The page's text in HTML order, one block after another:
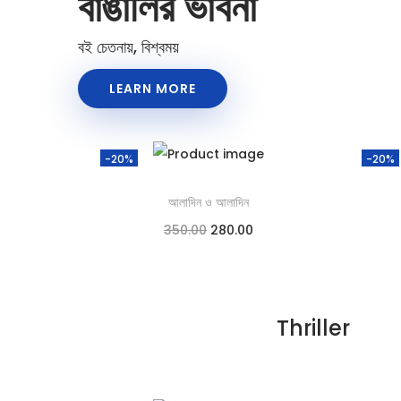
বই চেতনায়, বিশ্বময়
LEARN MORE
-20%
আলাদিন ও আলাদিন
350.00 280.00
-20%
Thriller